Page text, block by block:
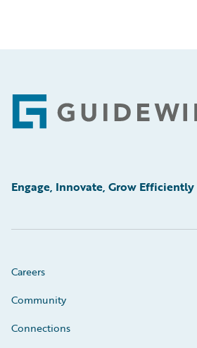
Footer
Engage, Innovate, Grow Efficiently
Careers
Community
Connections